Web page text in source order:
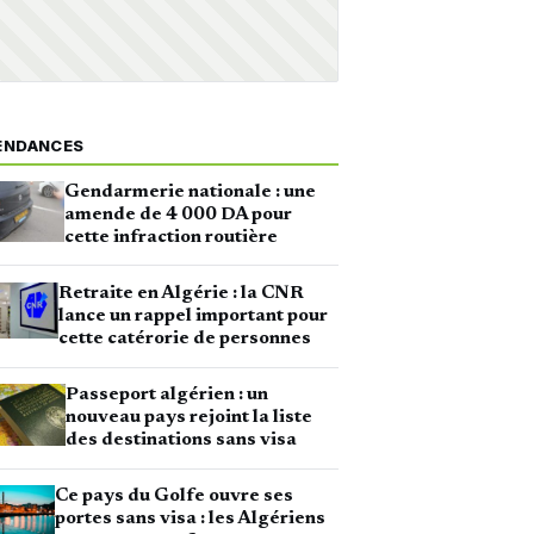
Gendarmerie nationale : une
amende de 4 000 DA pour
cette infraction routière
Retraite en Algérie : la CNR
lance un rappel important pour
cette catérorie de personnes
Passeport algérien : un
nouveau pays rejoint la liste
des destinations sans visa
Ce pays du Golfe ouvre ses
portes sans visa : les Algériens